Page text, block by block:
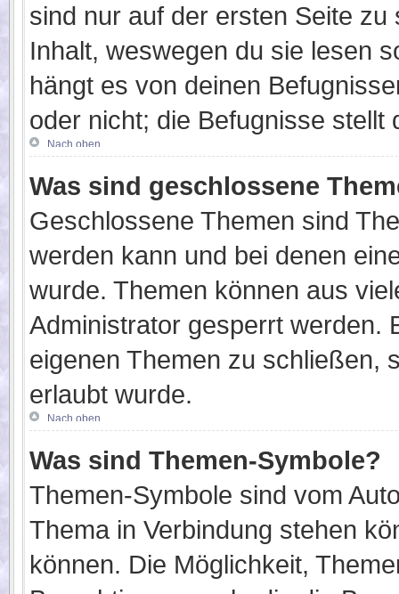
sind nur auf der ersten Seite
Inhalt, weswegen du sie lesen
hängt es von deinen
oder nicht; die Befugnisse stellt
Nach oben
Was sind geschlossene
Geschlossene Themen sind
werden kann und bei denen
wurde. Themen können aus
Administrator gesperrt werden.
eigenen Themen zu schließen,
erlaubt wurde.
Nach oben
Was sind Themen-Symbole?
Themen-Symbole sind vom
Thema in Verbindung stehen
können. Die Möglichkeit,